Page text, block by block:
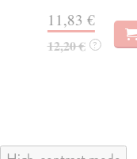
11,83 €
12,20 € ?